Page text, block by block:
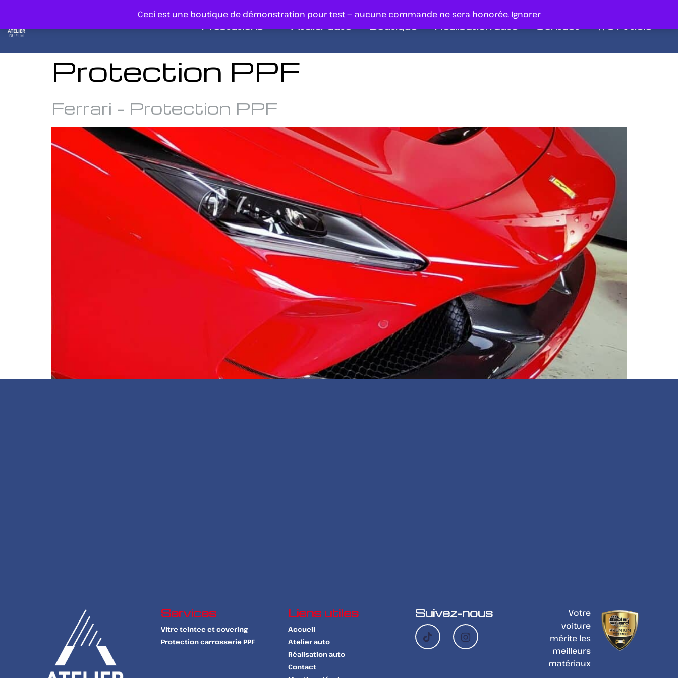
Ceci est une boutique de démonstration pour test — aucune commande ne sera honorée. Ignorer
Prestations Atelier auto Boutique Réalisation auto Contact 0 Article
Protection PPF
Ferrari – Protection PPF
Services
Vitre teintee et covering
Protection carrosserie PPF
Liens utiles
Accueil
Atelier auto
Réalisation auto
Contact
Suivez-nous
Votre
voiture
mérite les
meilleurs
matériaux